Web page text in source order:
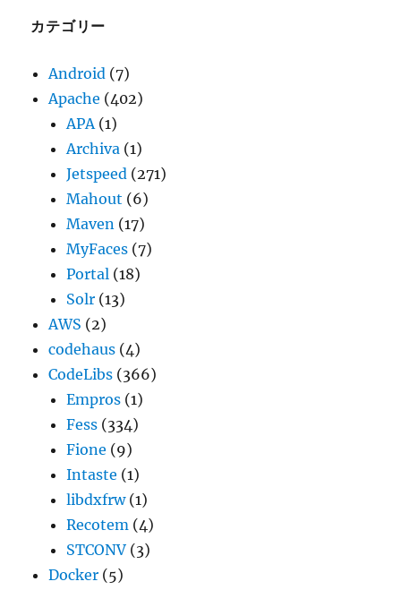
ブ
カテゴリー
Android (7)
Apache (402)
APA(1)
Archiva (1)
Jetspeed (271)
Mahout (6)
Maven (17)
MyFaces (7)
Portal (18)
Solr (13)
AWS (2)
codehaus (4)
CodeLibs (366)
Empros (1)
Fess (334)
Fione (9)
Intaste (1)
libdxfrw(1)
Recotem (4)
STCONV (3)
Docker (5)